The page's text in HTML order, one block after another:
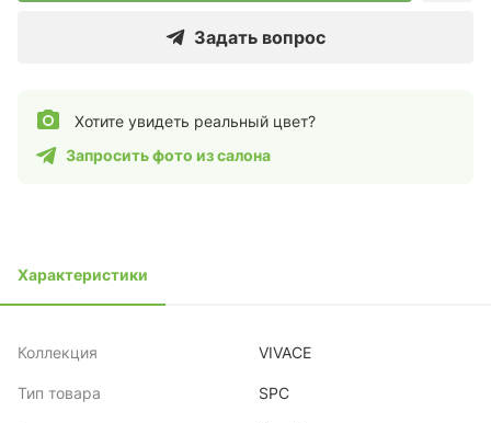
Задать вопрос
Хотите увидеть реальный цвет?
Запросить фото из салона
Характеристики
Коллекция VIVACE
Тип товара SPC